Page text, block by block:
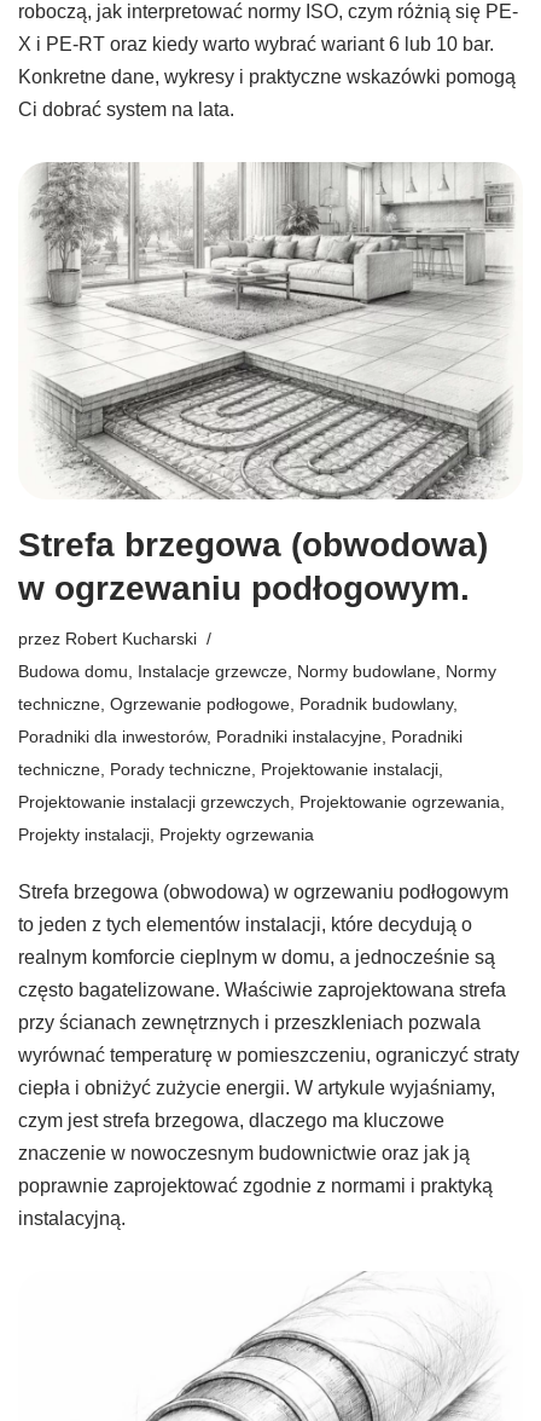
roboczą, jak interpretować normy ISO, czym różnią się PE-
X i PE-RT oraz kiedy warto wybrać wariant 6 lub 10 bar.
Konkretne dane, wykresy i praktyczne wskazówki pomogą
Ci dobrać system na lata.
Strefa brzegowa (obwodowa)
w ogrzewaniu podłogowym.
przez Robert Kucharski
Budowa domu
Instalacje grzewcze Normy budowlane Normy
techniczne Ogrzewanie podłogowe Poradnik budowlany,
Poradniki dla inwestorów, Poradniki instalacyjne Poradniki
techniczne Porady techniczne Projektowanie instalacji
Projektowanie instalacji grzewczych
Projektowanie ogrzewania
Projekty instalacji Projekty ogrzewania
Strefa brzegowa (obwodowa) w ogrzewaniu podłogowym
to jeden z tych elementów instalacji, które decydują o
realnym komforcie cieplnym w domu, a jednocześnie są
często bagatelizowane. Właściwie zaprojektowana strefa
przy ścianach zewnętrznych i przeszkleniach pozwala
wyrównać temperaturę w pomieszczeniu, ograniczyć straty
ciepła i obniżyć zużycie energii. W artykule wyjaśniamy,
czym jest strefa brzegowa, dlaczego ma kluczowe
znaczenie w nowoczesnym budownictwie oraz jak ją
poprawnie zaprojektować zgodnie z normami i praktyką
instalacyjną.